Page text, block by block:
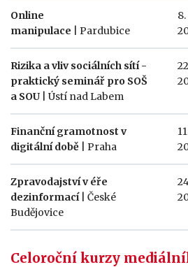
Online
manipulace
| Pardubice
8.
Rizika a vliv sociálních sítí -
praktický seminář pro SOŠ
a SOU | Ústí nad Labem
Finanční gramotnost v
digitální době | Praha
Zpravodajství v éře
dezinformací| České
Budějovice
Celoroční kurzy